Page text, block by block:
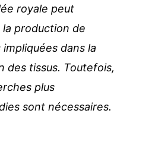
royale peut
production de
dans la
des tissus. Toutefois,
plus
sont nécessaires.